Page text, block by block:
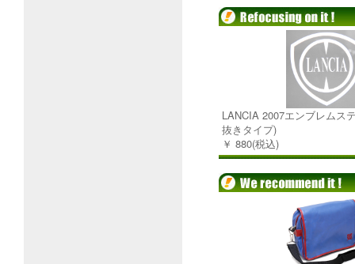
LANCIA 2007エンブレム
抜きタイプ)
￥ 880(税込)